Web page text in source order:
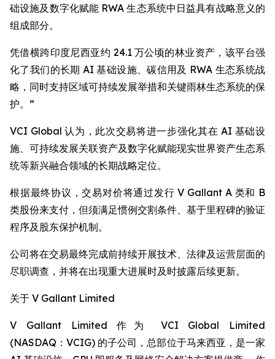
础设施及数字化赋能 RWA 生态系统中日益具有战略意义的
组成部分。
凭借横跨印度尼西亚约 24.1 万公顷的林业资产，该平台强
化了我们的长期 AI 基础设施、碳信用及 RWA 生态系统战
略，同时支持区域可持续发展举措和关键雨林生态系统的保
护。”
VCI Global 认为，此次交易将进一步强化其在 AI 基础设
施、可持续发展关联资产及数字化赋能现实世界资产生态系
统等新兴融合领域的长期战略定位。
根据最终协议，交易对价将通过发行 V Gallant A 类和 B
类股份来支付，但须满足惯例交割条件、基于里程碑的验证
程序及股东保护机制。
公司将在交易最终完成前持续开展技术、法律及运营层面的
尽职调查，并将在出现重大进展时及时披露后续更新。
关于 V Gallant Limited
V Gallant Limited 作为 VCI Global Limited
(NASDAQ：VCIG) 的子公司，总部位于马来西亚，是一家